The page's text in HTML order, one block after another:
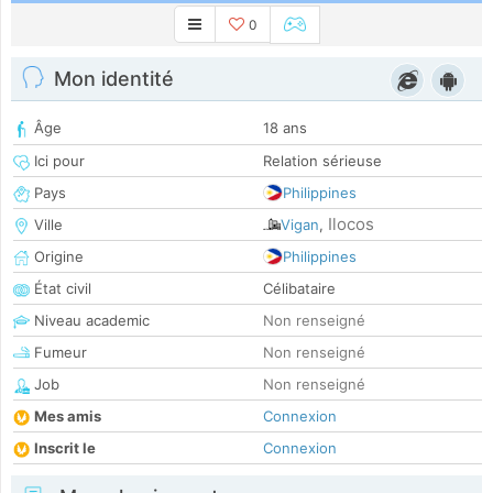
0
Mon identité
Âge
18 ans
Ici pour
Relation sérieuse
Pays
Philippines
Ville
Vigan, Ilocos
Origine
Philippines
État civil
Célibataire
Niveau academic
Non renseigné
Fumeur
Non renseigné
Job
Non renseigné
Mes amis
Connexion
Inscrit le
Connexion